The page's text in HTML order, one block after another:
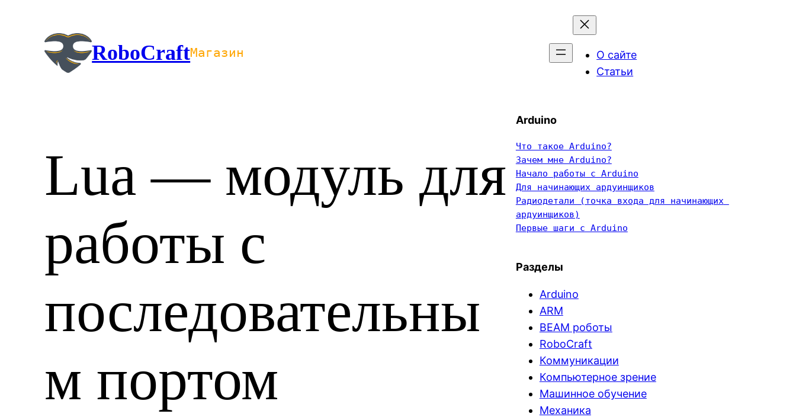
содержимому
RoboCraftМагазин
О сайте
Статьи
Lua — модуль для
работы с
последовательны
м портом
Arduino
Что такое Arduino?
Зачем мне Arduino?
Начало работы с Arduino
Для начинающих ардуинщиков
Радиодетали (точка входа для начинающих
ардуинщиков)
Первые шаги с Arduino
Разделы
Arduino
ARM
BEAM роботы
RoboCraft
Коммуникации
Компьютерное зрение
Машинное обучение
Механика